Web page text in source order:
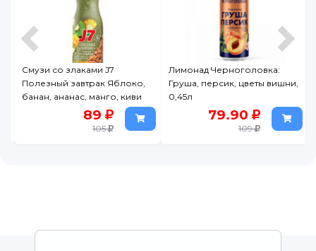
Смузи со злаками J7
Полезный завтрак Яблоко,
банан, ананас, манго, киви
89
105
Лимонад Черноголовка:
Груша, персик, цветы вишни,
0,45л
79.90
109